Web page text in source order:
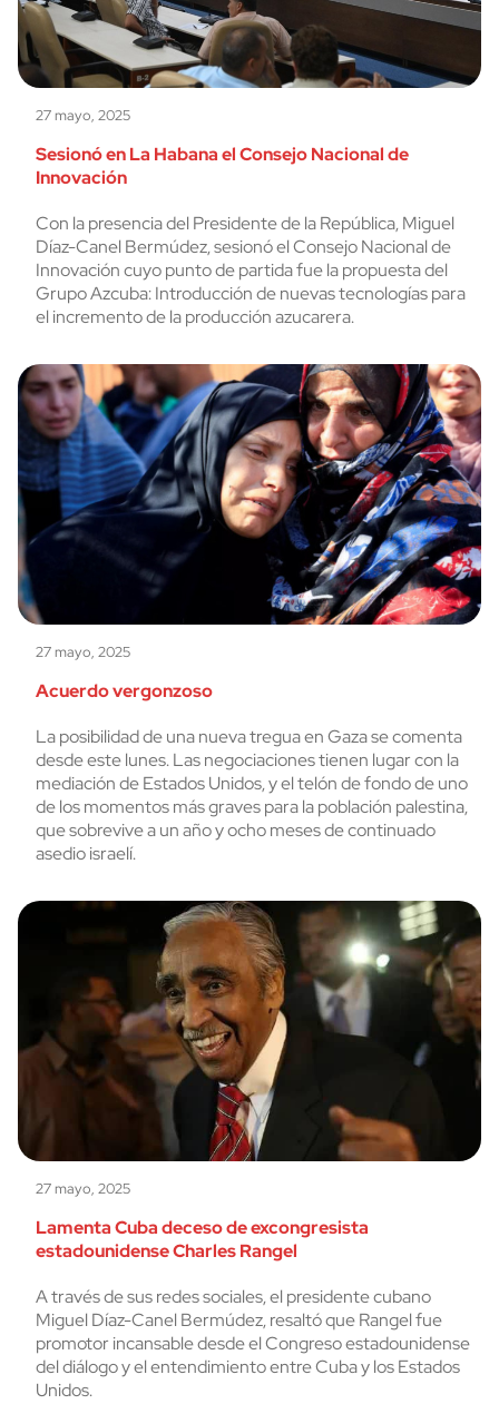
27 mayo, 2025
Sesionó en La Habana el Consejo Nacional de
Innovación
Con la presencia del Presidente de la República, Miguel
Díaz-Canel Bermúdez, sesionó el Consejo Nacional de
Innovación cuyo punto de partida fue la propuesta del
Grupo Azcuba: Introducción de nuevas tecnologías para
el incremento de la producción azucarera.
27 mayo, 2025
Acuerdo vergonzoso
La posibilidad de una nueva tregua en Gaza se comenta
desde este lunes. Las negociaciones tienen lugar con la
mediación de Estados Unidos, y el telón de fondo de uno
de los momentos más graves para la población palestina,
que sobrevive a un año y ocho meses de continuado
asedio israelí.
27 mayo, 2025
Lamenta Cuba deceso de excongresista
estadounidense Charles Rangel
A través de sus redes sociales, el presidente cubano
Miguel Díaz-Canel Bermúdez, resaltó que Rangel fue
promotor incansable desde el Congreso estadounidense
del diálogo y el entendimiento entre Cuba y los Estados
Unidos.